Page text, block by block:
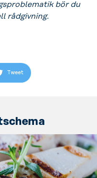
bör du
rådgivning.
Tweet